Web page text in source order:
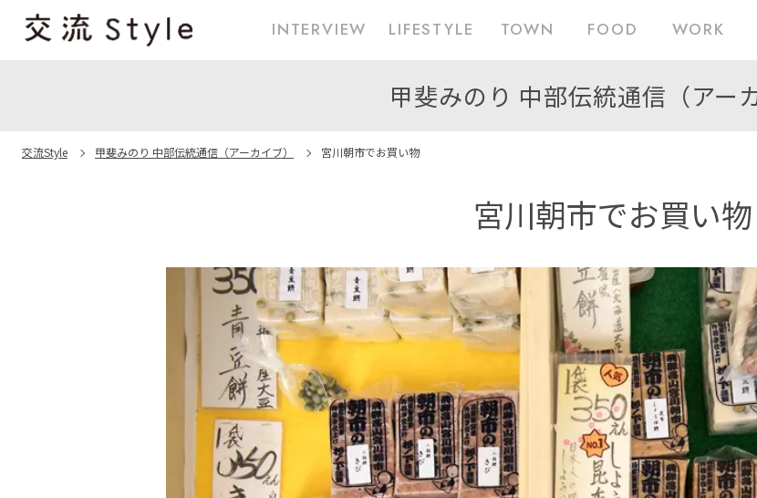
INTERVIEW LIFESTYLE TOWN FOOD WORK
甲斐みのり 中部伝統通信（アー
交流Style 甲斐みのり 中部伝統通信（アーカイブ） 宮川朝市でお買い物
宮川朝市でお買い物